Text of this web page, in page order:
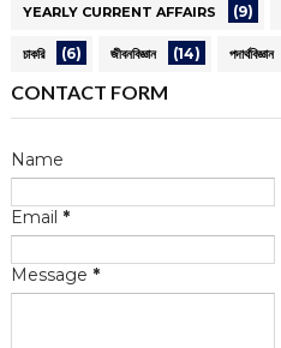
YEARLY CURRENT AFFAIRS (9)
চাকরি (6) জীবনবিজ্ঞান (14) পদার্থবিজ্ঞান
CONTACT FORM
Name
Email *
Message *